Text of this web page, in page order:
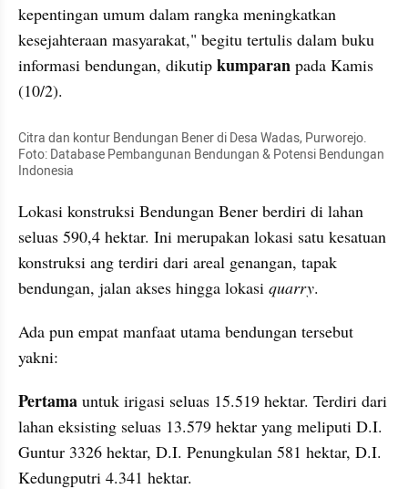
kepentingan umum dalam rangka meningkatkan
kesejahteraan masyarakat," begitu tertulis dalam buku
informasi bendungan, dikutip kumparan pada Kamis
(10/2).
Citra dan kontur Bendungan Bener di Desa Wadas, Purworejo.
Foto: Database Pembangunan Bendungan & Potensi Bendungan
Indonesia
Lokasi konstruksi Bendungan Bener berdiri di lahan
seluas 590,4 hektar. Ini merupakan lokasi satu kesatuan
konstruksi ang terdiri dari areal genangan, tapak
bendungan, jalan akses hingga lokasi quarry.
Ada pun empat manfaat utama bendungan tersebut
yakni:
Pertama untuk irigasi seluas 15.519 hektar. Terdiri dari
lahan eksisting seluas 13.579 hektar yang meliputi D.I.
Guntur 3326 hektar, D.I. Penungkulan 581 hektar, D.I.
Kedungputri 4.341 hektar.